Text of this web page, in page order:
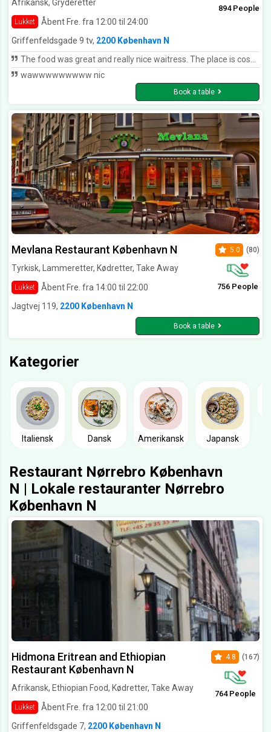
Afrikansk, Gryderetter
Lukket Åbent Fre. fra 12:00 til 24:00
894 People
Griffenfeldsgade 9 tv, 2200 København N
The food was great and really nice waitress. The place is cosy and we had a really nice time!
wawwwwwwwww nic
Book a table
Mevlana Restaurant København N
Tyrkisk, Lammeretter, Kødretter, Take Away
Lukket Åbent Fre. fra 14:00 til 22:00
5.0 (80)
756 People
Jagtvej 119, 2200 København N
Book a table
Kategorier
Italiensk Dansk Amerikansk Japansk
Restaurant Nørrebro København
N | Lokale restauranter Nørrebro
København N
Hidmona Eritrean and Ethiopian
Restaurant København N
Afrikansk, Ethiopian Food, Kødretter, Take Away
Lukket Åbent Fre. fra 12:00 til 21:00
4.8 (167)
764 People
Griffenfeldsgade 7, 2200 København N